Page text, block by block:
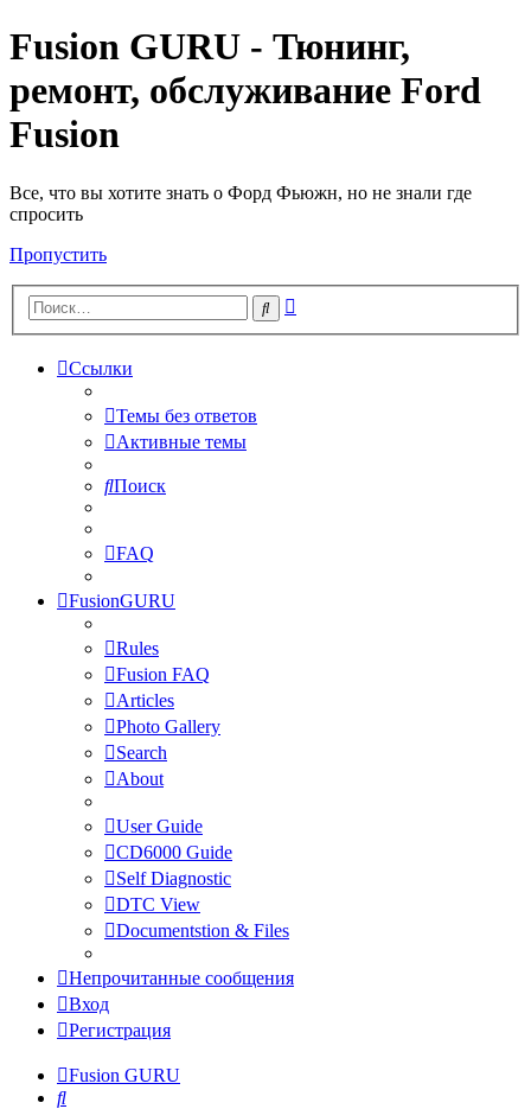
Fusion GURU - Тюнинг,
ремонт, обслуживание Ford
Fusion
Все, что вы хотите знать о Форд Фьюжн, но не знали где
спросить
Пропустить
Поиск
Ссылки
Темы без ответов
Активные темы
Поиск
FAQ
FusionGURU
Rules
Fusion FAQ
Articles
Photo Gallery
Search
About
User Guide
CD6000 Guide
Self Diagnostic
DTC View
Documentstion & Files
Непрочитанные сообщения
Вход
Регистрация
Fusion GURU
Поиск